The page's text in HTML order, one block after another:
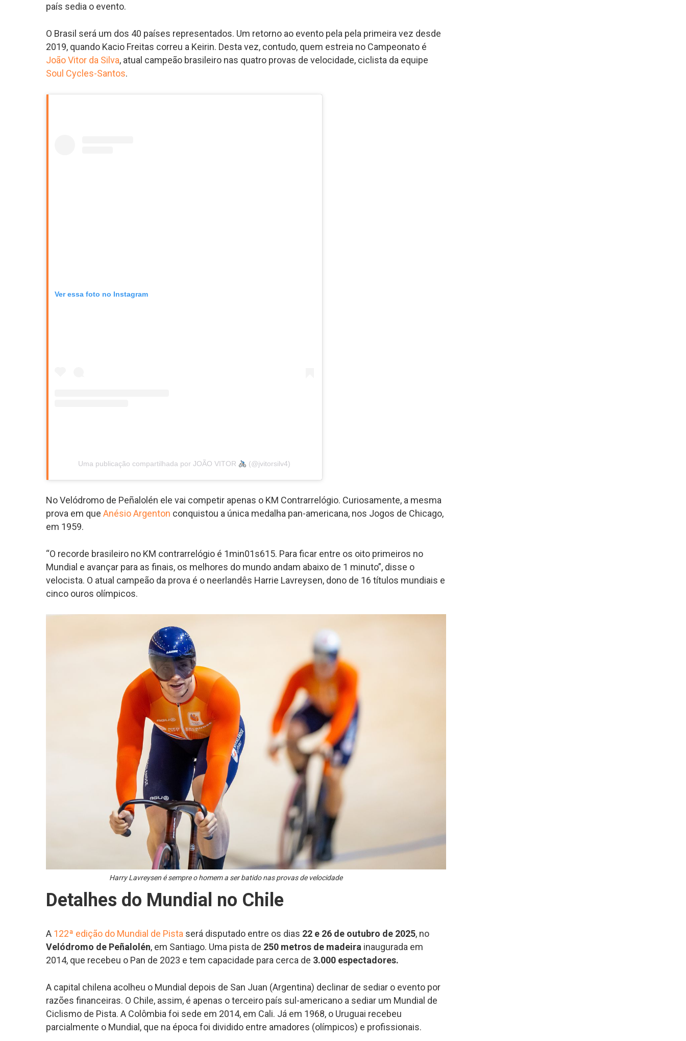
país sedia o evento.
O Brasil será um dos 40 países representados. Um retorno ao evento pela pela primeira vez desde
2019, quando Kacio Freitas correu a Keirin. Desta vez, contudo, quem estreia no Campeonato é
João Vitor da Silva, atual campeão brasileiro nas quatro provas de velocidade, ciclista da equipe
Soul Cycles-Santos.
Ver essa foto no Instagram
Uma publicação compartilhada por JOÃO VITOR (@jvitorsilv4)
No Velódromo de Peñalolén ele vai competir apenas o KM Contrarrelógio. Curiosamente, a mesma
prova em queAnésio Argenton conquistou a única medalha pan-americana, nos Jogos de Chicago,
em 1959.
“O recorde brasileiro no KM contrarrelógio é 1min01s615. Para ficar entre os oito primeiros no
Mundial e avançar para as finais, os melhores do mundo andam abaixo de 1 minuto”, disse o
velocista. O atual campeão da prova é o neerlandês Harrie Lavreysen, dono de 16 títulos mundiais e
cinco ouros olímpicos.
Harry Lavreysen é sempre o homem a ser batido nas provas de velocidade
Detalhes do Mundial no Chile
A 122ª edição do Mundial de Pista será disputado entre os dias 22 e 26 de outubro de 2025, no
Velódromo de Peñalolén, em Santiago. Uma pista de 250 metros de madeira inaugurada em
2014, que recebeu o Pan de 2023 e tem capacidade para cerca de 3.000 espectadores.
A capital chilena acolheu o Mundial depois de San Juan (Argentina) declinar de sediar o evento por
razões financeiras. O Chile, assim, é apenas o terceiro país sul-americano a sediar um Mundial de
Ciclismo de Pista. A Colômbia foi sede em 2014, em Cali. Já em 1968, o Uruguai recebeu
parcialmente o Mundial, que na época foi dividido entre amadores (olímpicos) e profissionais.